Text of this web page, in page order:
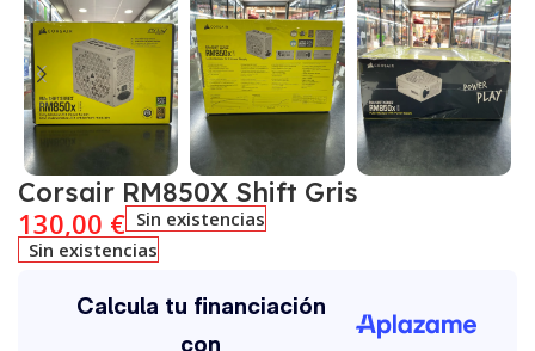
Corsair RM850X Shift Gris
130,00 € Sin existencias
Sin existencias